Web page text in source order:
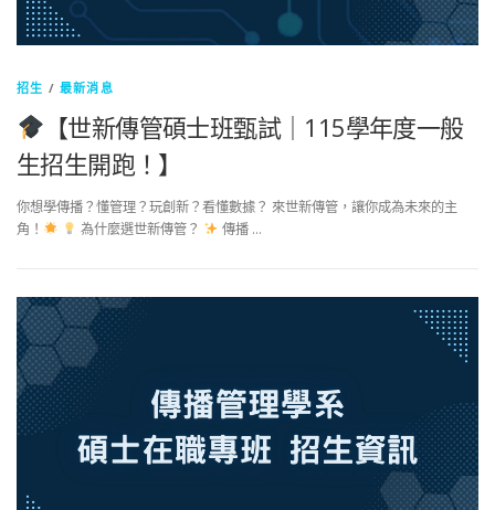
招生 /最新消息
【世新傳管碩士班甄試｜115學年度一般
生招生開跑！】
你想學傳播？懂管理？玩創新？看懂數據？ 來世新傳管，讓你成為未來的主
角！
為什麼選世新傳管？ 傳播 …